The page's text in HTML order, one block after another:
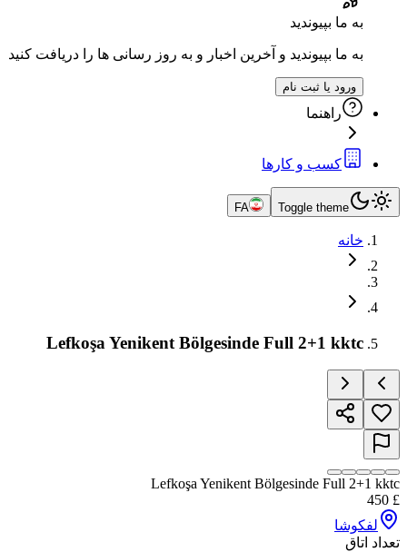
به ما بپیوندید
به ما بپیوندید و آخرین اخبار و به روز رسانی ها را دریافت کنید
ورود یا ثبت نام
راهنما
کسب و کارها
Toggle theme
FA
خانه
Lefkoşa Yenikent Bölgesinde Full 2+1 kktc
Lefkoşa Yenikent Bölgesinde Full 2+1 kktc
£
450
لفکوشا
تعداد اتاق